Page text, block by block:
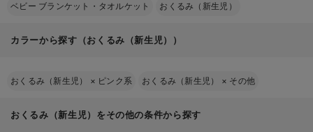
おすすめ
ベビー ブランケット・タオルケット おくるみ（新生児）
カラーから探す（おくるみ（新生児））
おくるみ（新生児） × ピンク系 おくるみ（新生児） × その他
おくるみ（新生児）をその他の条件から探す